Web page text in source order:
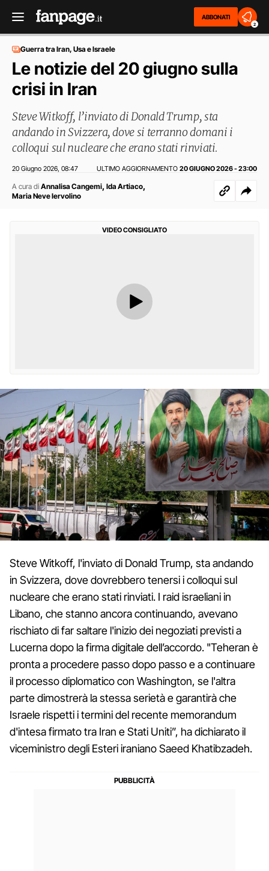
ABBONATI
2
Guerra tra Iran, Usa e Israele
Le notizie del 20 giugno sulla
crisi in Iran
Steve Witkoff, l’inviato di Donald Trump, sta
andando in Svizzera, dove si terranno domani i
colloqui sul nucleare che erano stati rinviati.
20 Giugno 2026 08:47 ULTIMO AGGIORNAMENTO 20 GIUGNO 2026 - 23:00
A cura di Annalisa Cangemi, Ida Artiaco,
Maria Neve Iervolino
VIDEO CONSIGLIATO
Steve Witkoff, l'inviato di Donald Trump, sta andando
in Svizzera, dove dovrebbero tenersi i colloqui sul
nucleare che erano stati rinviati. I raid israeliani in
Libano, che stanno ancora continuando, avevano
rischiato di far saltare l'inizio dei negoziati previsti a
Lucerna dopo la firma digitale dell’accordo. "Teheran è
pronta a procedere passo dopo passo e a continuare
il processo diplomatico con Washington, se l'altra
parte dimostrerà la stessa serietà e garantirà che
Israele rispetti i termini del recente memorandum
d'intesa firmato tra Iran e Stati Uniti”, ha dichiarato il
viceministro degli Esteri iraniano Saeed Khatibzadeh.